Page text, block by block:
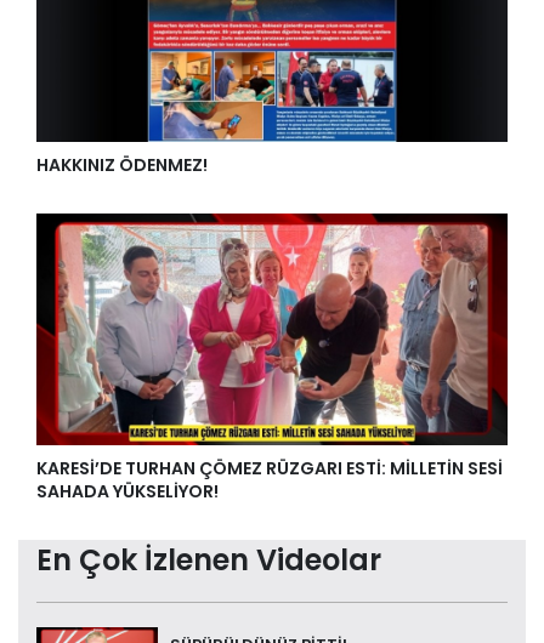
HAKKINIZ ÖDENMEZ!
KARESİ’DE TURHAN ÇÖMEZ RÜZGARI ESTİ: MİLLETİN SESİ
SAHADA YÜKSELİYOR!
En Çok İzlenen Videolar